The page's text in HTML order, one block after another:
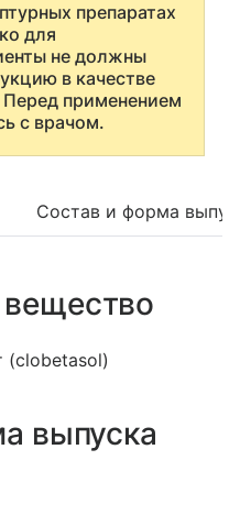
препаратах
для
не должны
в качестве
применением
с врачом.
Состав и форма
(clobetasol)
выпуска